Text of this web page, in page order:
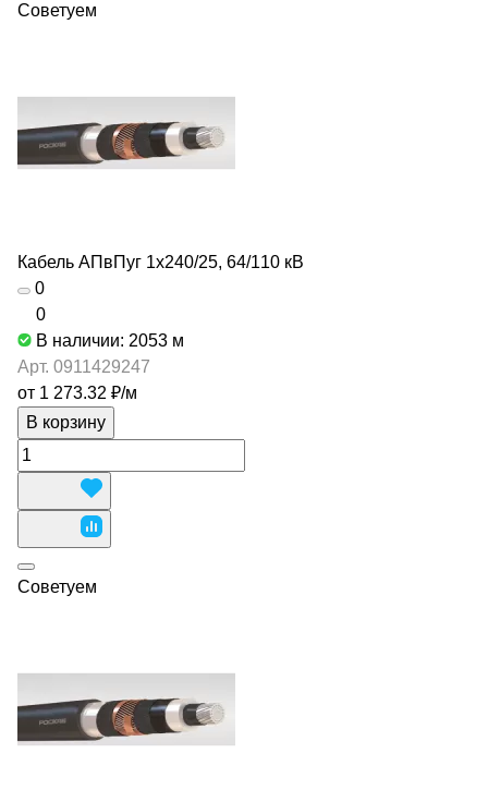
Советуем
Кабель АПвПуг 1х240/25, 64/110 кВ
0
0
В наличии: 2053 м
Арт. 0911429247
от 1 273.32 ₽/м
В корзину
Советуем